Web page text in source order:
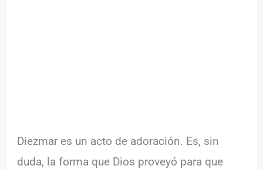
Diezmar es un acto de adoración. Es, sin
duda, la forma que Dios proveyó para que